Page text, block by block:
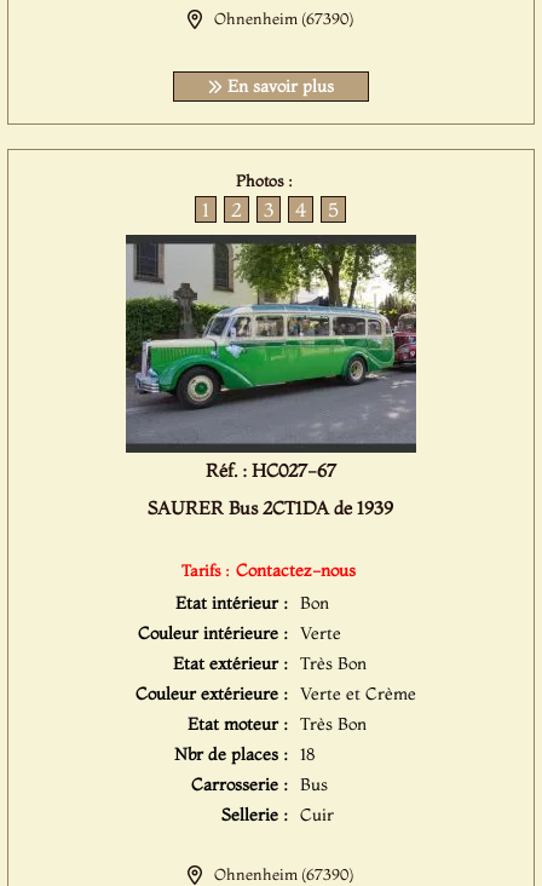
Ohnenheim (67390)
En savoir plus
Photos :
1 2 3 4 5
Réf. : HC027-67
SAURER Bus 2CT1DA de 1939
Tarifs : Contactez-nous
Etat intérieur : Bon
Couleur intérieure : Verte
Etat extérieur : Très Bon
Couleur extérieure : Verte et Crème
Etat moteur : Très Bon
Nbr de places : 18
Carrosserie : Bus
Sellerie : Cuir
Ohnenheim (67390)